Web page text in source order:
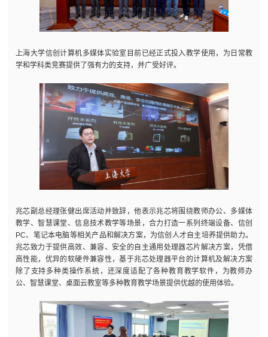
上海大学信创计算机多媒体实验室目前已经正式投入教学使用，为日常教
学和学科类竞赛提供了强有力的支持，并广受好评。
兆芯副总经理张健出席活动并致辞，他表示兆芯将围绕教师办公、多媒体
教学、智慧课堂、信息技术教学等场景，合力打造一系列终端设备、信创
PC、笔记本电脑等相关产品和解决方案，为信创人才自主培养提供助力。
兆芯致力于提供高效、兼容、安全的自主通用处理器芯片解决方案，凭借
高性能，优异的软硬件兼容性，基于兆芯处理器平台的计算机及解决方案
除了支持多种类操作系统，还深度适配了各种教育教学软件，为教师办
公、智慧课堂、桌面云教室等多种教育教学场景提供优越的使用体验。